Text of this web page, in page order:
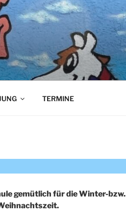
TERMINE
gemütlich für die Winter-bzw.